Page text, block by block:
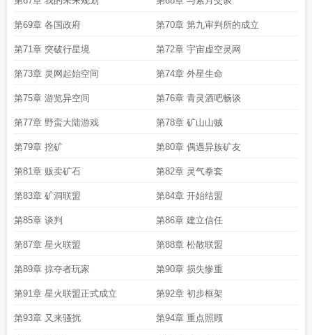
第69章 各国政府 第70章 第九审判所的成立
第71章 突破行星境 第72章 宇宙虚空灵网
第73章 灵网起始空间 第74章 外星生命
第75章 游览异空间 第76章 青灵酒吧畅谈
第77章 野蛮大陆游戏 第78章 矿山山贼
第79章 挖矿 第80章 偶遇异族矿友
第81章 贩卖矿石 第82章 灵气拳套
第83章 矿洞联盟 第84章 开始结盟
第85章 谈判 第86章 建立信任
第87章 星火联盟 第88章 松散联盟
第89章 掠夺者玩家 第90章 损失惨重
第91章 星火联盟正式成立 第92章 初步框架
第93章 又来骚扰 第94章 重点照顾